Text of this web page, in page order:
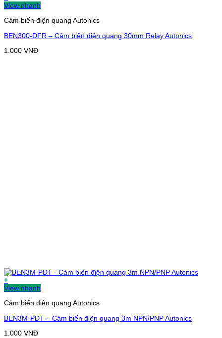
View nhanh
Cảm biến điện quang Autonics
BEN300-DFR – Cảm biến điện quang 30mm Relay Autonics
1.000 VNĐ
+
View nhanh
Cảm biến điện quang Autonics
BEN3M-PDT – Cảm biến điện quang 3m NPN/PNP Autonics
1.000 VNĐ